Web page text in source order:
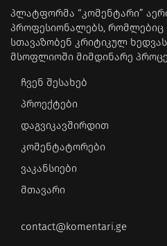
პლატფორმა “კომენტარი”
პროფესიონალებს, რომლებიც
სთავაზობენ კრიტიკულ
მსოფლიოში მიმდინარე
ჩვენ შესახებ
პროექტები
დაგვიკავშირდით
კომენტატორები
ვაკანსიები
მთავარი
contact@komentari.ge